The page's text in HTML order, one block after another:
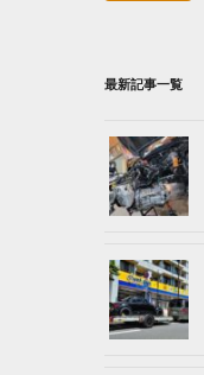
最新記事一覧